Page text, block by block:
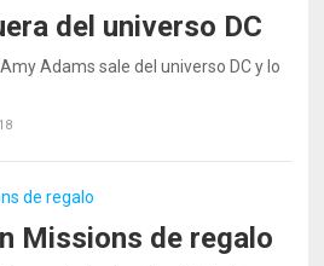
del universo DC
Adams sale del universo DC y lo
Missions de regalo